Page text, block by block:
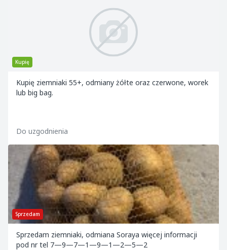
Kupię
Kupię ziemniaki 55+, odmiany żółte oraz czerwone, worek
lub big bag.
Do uzgodnienia
Sprzedam
Sprzedam ziemniaki, odmiana Soraya więcej informacji
pod nr tel 7—9—7—1—9—1—2—5—2